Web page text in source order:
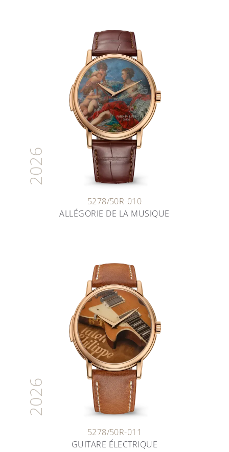
2026
5278/50R-010
ALLÉGORIE DE LA MUSIQUE
2026
5278/50R-011
GUITARE ÉLECTRIQUE